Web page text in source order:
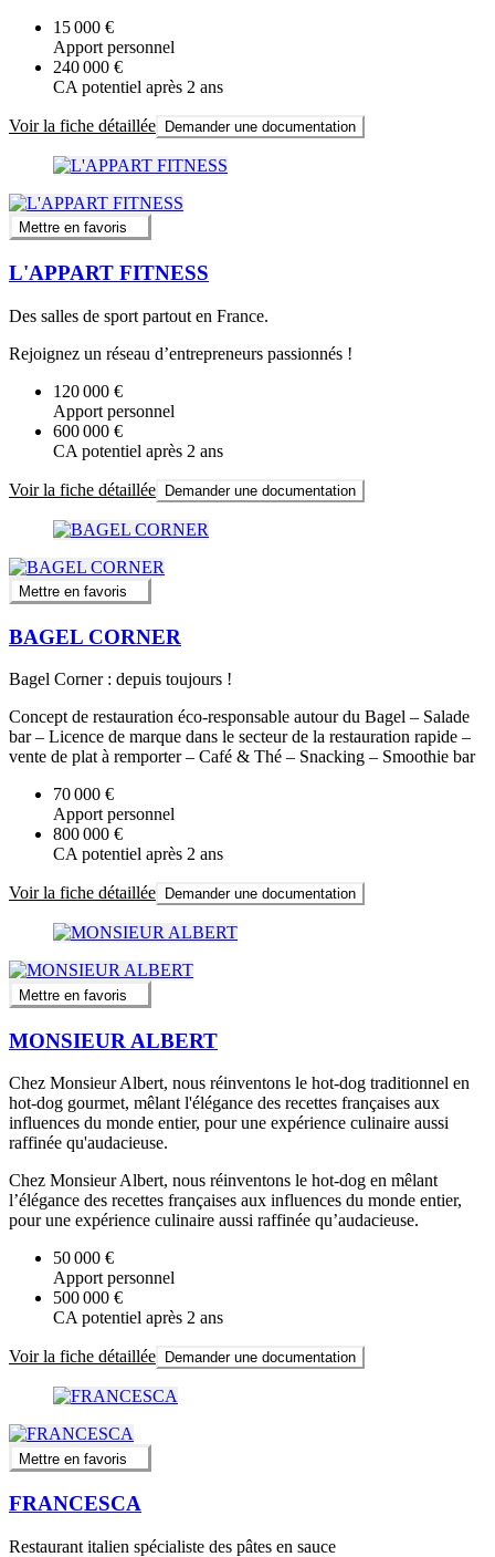
15 000 €
Apport personnel
240 000 €
CA potentiel après 2 ans
Voir la fiche détaillée Demander une documentation
Mettre en favoris
L'APPART FITNESS
Des salles de sport partout en France.
Rejoignez un réseau d’entrepreneurs passionnés !
120 000 €
Apport personnel
600 000 €
CA potentiel après 2 ans
Voir la fiche détaillée Demander une documentation
Mettre en favoris
BAGEL CORNER
Bagel Corner : depuis toujours !
Concept de restauration éco-responsable autour du Bagel – Salade
bar – Licence de marque dans le secteur de la restauration rapide –
vente de plat à remporter – Café & Thé – Snacking – Smoothie bar
70 000 €
Apport personnel
800 000 €
CA potentiel après 2 ans
Voir la fiche détaillée Demander une documentation
Mettre en favoris
MONSIEUR ALBERT
Chez Monsieur Albert, nous réinventons le hot-dog traditionnel en
hot-dog gourmet, mêlant l'élégance des recettes françaises aux
influences du monde entier, pour une expérience culinaire aussi
raffinée qu'audacieuse.
Chez Monsieur Albert, nous réinventons le hot-dog en mêlant
l’élégance des recettes françaises aux influences du monde entier,
pour une expérience culinaire aussi raffinée qu’audacieuse.
50 000 €
Apport personnel
500 000 €
CA potentiel après 2 ans
Voir la fiche détaillée Demander une documentation
Mettre en favoris
FRANCESCA
Restaurant italien spécialiste des pâtes en sauce